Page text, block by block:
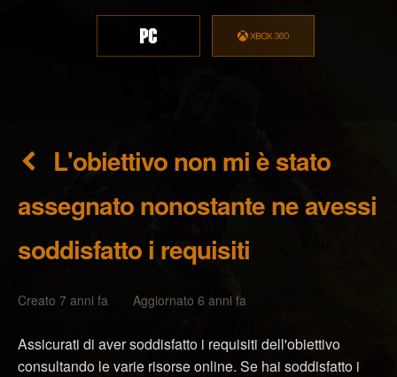
L'obiettivo non mi è stato
assegnato nonostante ne avessi
soddisfatto i requisiti
Creato 7 anni fa Aggiornato 6 anni fa
Assicurati di aver soddisfatto i requisiti dell'obiettivo
consultando le varie risorse online. Se hai soddisfatto i